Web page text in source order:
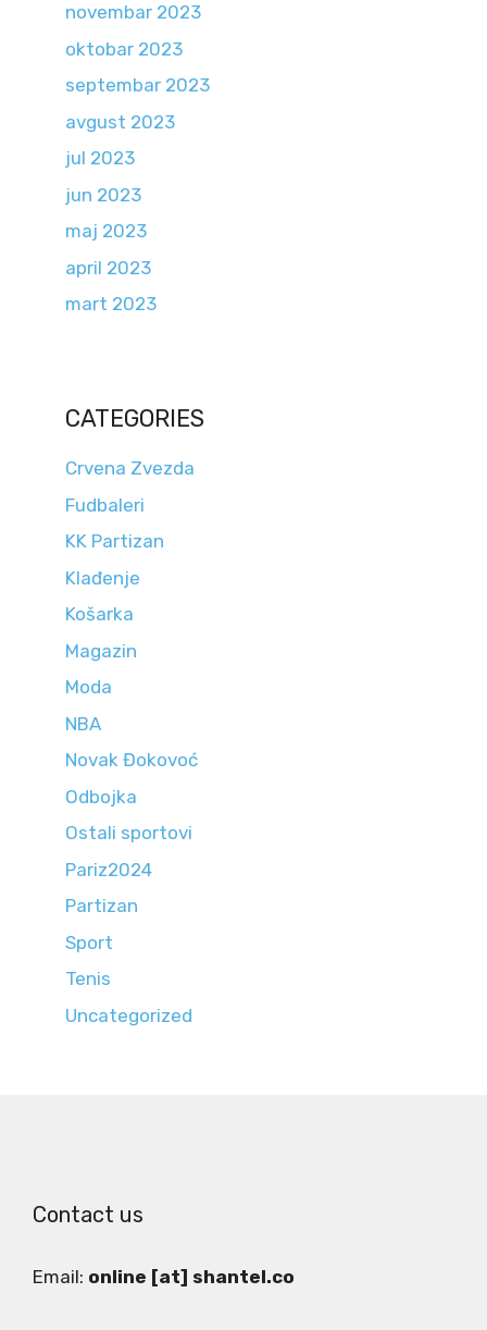
novembar 2023
oktobar 2023
septembar 2023
avgust 2023
jul 2023
jun 2023
maj 2023
april 2023
mart 2023
CATEGORIES
Crvena Zvezda
Fudbaleri
KK Partizan
Klađenje
Košarka
Magazin
Moda
NBA
Novak Đokovoć
Odbojka
Ostali sportovi
Pariz2024
Partizan
Sport
Tenis
Uncategorized
Contact us
Email: online [at] shantel.co